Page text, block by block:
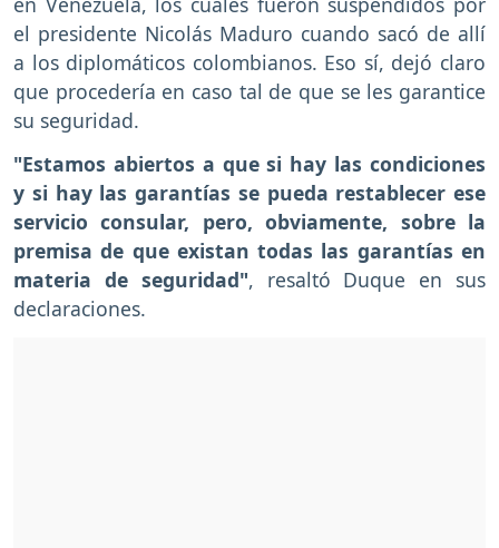
el presidente Nicolás Maduro cuando sacó de allí
a los diplomáticos colombianos. Eso sí, dejó claro
que procedería en caso tal de que se les garantice
su seguridad.
"Estamos abiertos a que si hay las condiciones
y si hay las garantías se pueda restablecer ese
servicio consular, pero, obviamente, sobre la
premisa de que existan todas las garantías en
materia de seguridad", resaltó Duque en sus
declaraciones.